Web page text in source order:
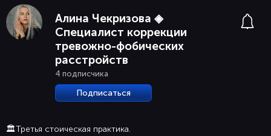
Алина Чекризова ◈
Специалист коррекции
тревожно-фобических
расстройств
4 подписчика
Подписаться
🏛Третья стоическая практика.